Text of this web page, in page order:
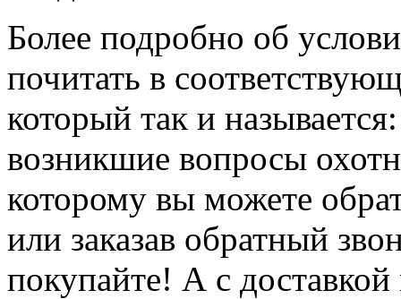
Более подробно об
почитать в
который так и
возникшие вопросы
которому вы можете
или заказав обратный
покупайте! А с